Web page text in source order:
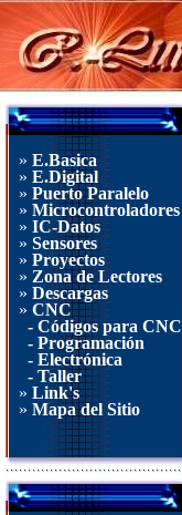
» E.Basica
» E.Digital
» Puerto Paralelo
» Microcontroladores
» IC-Datos
» Sensores
» Proyectos
» Zona de Lectores
» Descargas
» CNC
- Códigos para CNC
- Programación
- Electrónica
- Taller
» Link's
» Mapa del Sitio